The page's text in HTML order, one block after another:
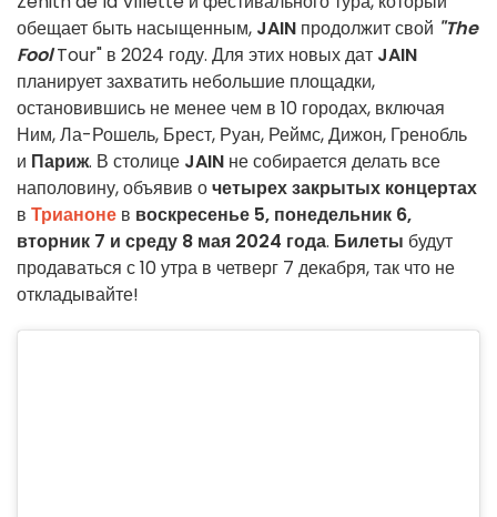
обещает быть насыщенным, JAIN продолжит свой "The
Fool Tour" в 2024 году. Для этих новых дат JAIN
планирует захватить небольшие площадки,
остановившись не менее чем в 10 городах, включая
Ним, Ла-Рошель, Брест, Руан, Реймс, Дижон, Гренобль
и Париж. В столице JAIN не собирается делать все
наполовину, объявив очетырех закрытых концертах
в Трианоне в воскресенье 5, понедельник 6,
вторник 7 и среду 8 мая 2024 года. Билеты будут
продаваться с 10 утра в четверг 7 декабря, так что не
откладывайте!